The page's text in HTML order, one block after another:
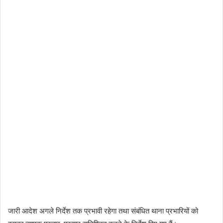
जारी आदेश अगले निर्देश तक प्रभावी रहेगा तथा संबंधित थाना प्रभारियों को